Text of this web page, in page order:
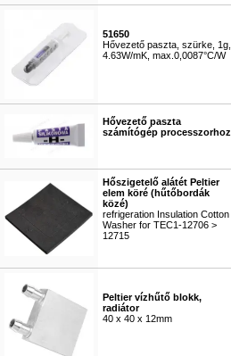
51650
Hővezető paszta, szürke, 1g,
4.63W/mK, max.0,0087°C/W
Hővezető paszta
számítógép processzorhoz
Hőszigetelő alátét Peltier
elem köré (hűtőbordák
közé)
refrigeration Insulation Cotton
Washer for TEC1-12706 >
12715
Peltier vízhűtő blokk,
radiátor
40 x 40 x 12mm